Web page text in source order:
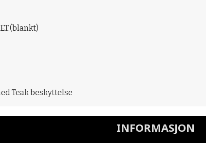
Teak beskyttelse
INFORMASJON